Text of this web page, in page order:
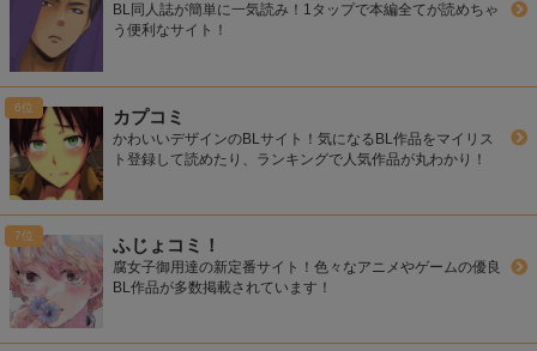
BL同人誌が簡単に一気読み！1タップで本編全てが読めちゃ
う便利なサイト！
カプコミ
かわいいデザインのBLサイト！気になるBL作品をマイリス
ト登録して読めたり、ランキングで人気作品が丸わかり！
ふじょコミ！
腐女子御用達の新定番サイト！色々なアニメやゲームの優良
BL作品が多数掲載されています！